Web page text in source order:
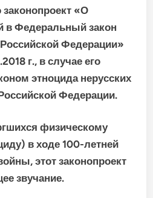
«О
в Федеральный закон
Федерации»
г., в случае его
этноцида нерусских
Федерации.
физическому
в ходе 100-летней
этот законопроект
звучание.